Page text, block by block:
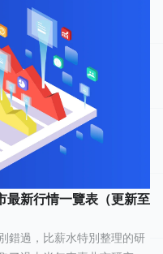
最新行情一覽表（更新至